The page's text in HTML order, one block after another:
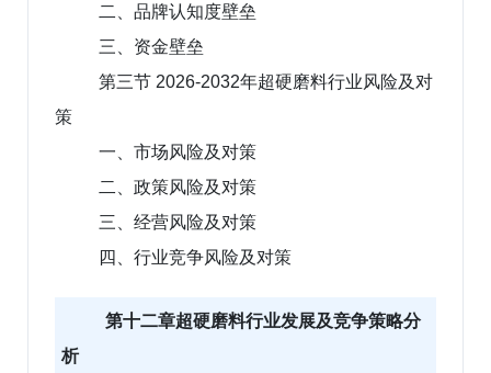
二、品牌认知度壁垒
三、资金壁垒
第三节 2026-2032年超硬磨料行业风险及对
策
一、市场风险及对策
二、政策风险及对策
三、经营风险及对策
四、行业竞争风险及对策
第十二章超硬磨料行业发展及竞争策略分
析